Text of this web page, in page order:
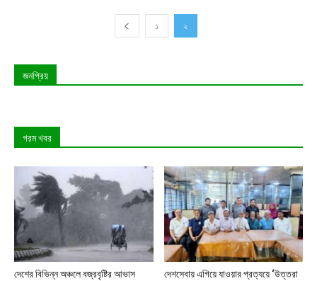
১ ২
জনপ্রিয়
গরম খবর
দেশের বিভিন্ন অঞ্চলে বজ্রবৃষ্টির আভাস
দেশসেবায় এগিয়ে যাওয়ার প্রত্যয়ে ‘উত্তরা